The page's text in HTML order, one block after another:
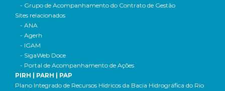
- Grupo de Acompanhamento do Contrato de Gestão
Sites relacionados
- ANA
- Agerh
- IGAM
- SigaWeb Doce
- Portal de Acompanhamento de Ações
PIRH | PARH | PAP
Plano Integrado de Recursos Hídricos da Bacia Hidrográfica do Rio